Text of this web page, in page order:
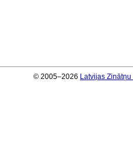
© 2005–2026 Latvijas